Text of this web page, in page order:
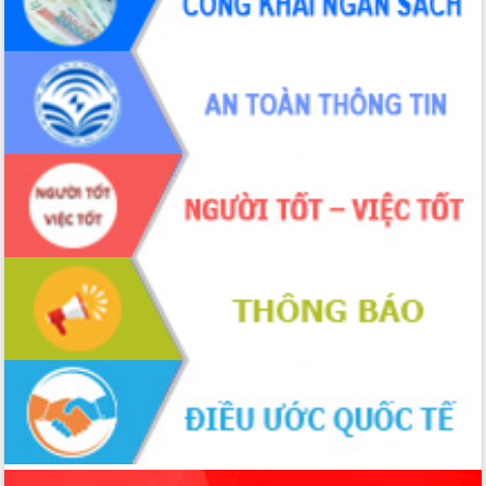
món ăn từ sầu riêng
Đắk Lắk công bố Quy hoạch và xúc
tiến đầu tư tỉnh
Ngành cá ngừ Đắk Lắk chủ động thích
ứng để giữ vững thị trường xuất khẩu
Diễn đàn Kinh tế tư nhân Việt Nam đột
phá cơ chế - Hợp tác công tư
Đề án 06 tạo bước ngoặt đột phá trong
cải cách hành chính tỉnh Đắk Lắk
Kết nối tour, đẩy mạnh chuyển đổi số
để phát triển du lịch Đắk Lắk
Khởi động Dự án Đầu tư xây dựng hạ
tầng kỹ thuật Cụm công nghiệp Tân
Tiến
Gặp mặt các cơ quan báo chí nhân Kỷ
niệm 101 năm Ngày Báo chí Cách
mạng Việt Nam
Đắk Lắk sơ kết 4 năm triển khai thực
hiện Đề án 06 của Chính phủ
Họp báo thông tin về Hội nghị Công bố